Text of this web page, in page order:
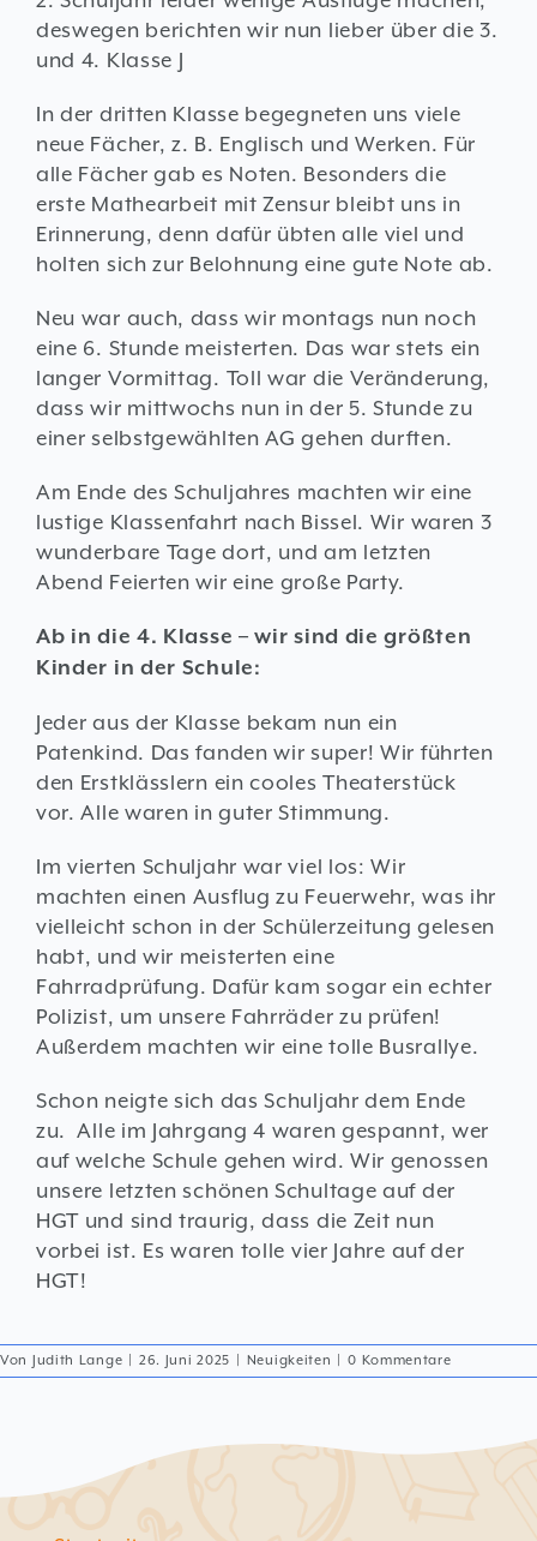
deswegen berichten wir nun lieber über die 3.
und 4. Klasse J
In der dritten Klasse begegneten uns viele
neue Fächer, z. B. Englisch und Werken. Für
alle Fächer gab es Noten. Besonders die
erste Mathearbeit mit Zensur bleibt uns in
Erinnerung, denn dafür übten alle viel und
holten sich zur Belohnung eine gute Note ab.
Neu war auch, dass wir montags nun noch
eine 6. Stunde meisterten. Das war stets ein
langer Vormittag. Toll war die Veränderung,
dass wir mittwochs nun in der 5. Stunde zu
einer selbstgewählten AG gehen durften.
Am Ende des Schuljahres machten wir eine
lustige Klassenfahrt nach Bissel. Wir waren 3
wunderbare Tage dort, und am letzten
Abend Feierten wir eine große Party.
Ab in die 4. Klasse – wir sind die größten
Kinder in der Schule:
Jeder aus der Klasse bekam nun ein
Patenkind. Das fanden wir super! Wir führten
den Erstklässlern ein cooles Theaterstück
vor. Alle waren in guter Stimmung.
Im vierten Schuljahr war viel los: Wir
machten einen Ausflug zu Feuerwehr, was ihr
vielleicht schon in der Schülerzeitung gelesen
habt, und wir meisterten eine
Fahrradprüfung. Dafür kam sogar ein echter
Polizist, um unsere Fahrräder zu prüfen!
Außerdem machten wir eine tolle Busrallye.
Schon neigte sich das Schuljahr dem Ende
zu. Alle im Jahrgang 4 waren gespannt, wer
auf welche Schule gehen wird. Wir genossen
unsere letzten schönen Schultage auf der
HGT und sind traurig, dass die Zeit nun
vorbei ist. Es waren tolle vier Jahre auf der
HGT!
Von Judith Lange 26. Juni 2025 Neuigkeiten 0 Kommentare